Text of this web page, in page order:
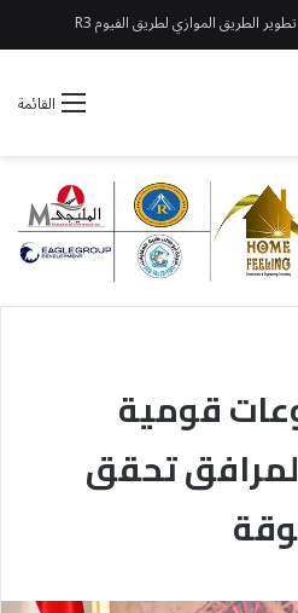
القائمة
قومية
تحقق